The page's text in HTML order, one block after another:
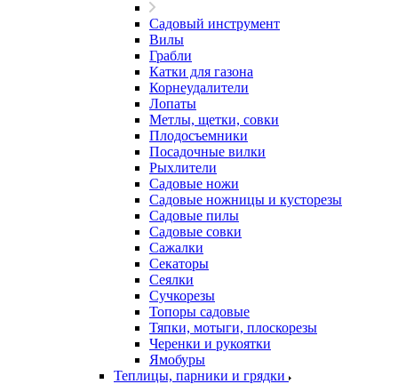
Садовый инструмент
Вилы
Грабли
Катки для газона
Корнеудалители
Лопаты
Метлы, щетки, совки
Плодосъемники
Посадочные вилки
Рыхлители
Садовые ножи
Садовые ножницы и кусторезы
Садовые пилы
Садовые совки
Сажалки
Секаторы
Сеялки
Сучкорезы
Топоры садовые
Тяпки, мотыги, плоскорезы
Черенки и рукоятки
Ямобуры
Теплицы, парники и грядки